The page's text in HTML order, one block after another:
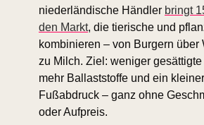
niederländische Händler bringt
den Markt, die tierische und
kombinieren – von Burgern über
zu Milch. Ziel: weniger gesättigte
mehr Ballaststoffe und ein
Fußabdruck – ganz ohne
oder Aufpreis.